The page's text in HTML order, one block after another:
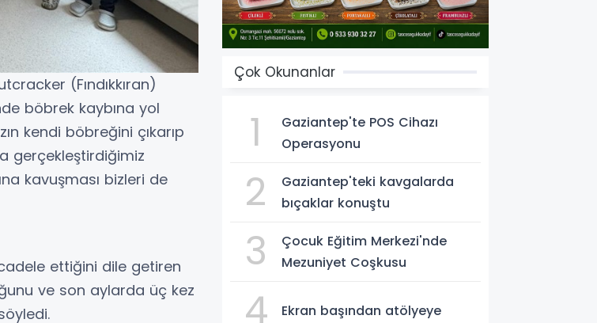
(Fındıkkıran)
böbrek kaybına yol
kendi böbreğini çıkarıp
gerçekleştirdiğimiz
kavuşması bizleri de
ettiğini dile getiren
ve son aylarda üç kez
Çok Okunanlar
1
Gaziantep'te POS Cihazı
Operasyonu
2
Gaziantep'teki kavgalarda
bıçaklar konuştu
3
Çocuk Eğitim Merkezi'nde
Mezuniyet Coşkusu
4 Ekran başından atölyeye